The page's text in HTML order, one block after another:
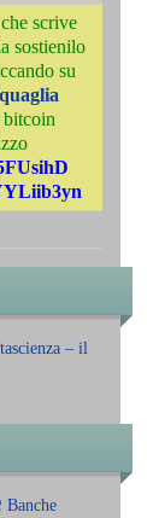
scrive
sostienilo
su
bitcoin
– il
Banche